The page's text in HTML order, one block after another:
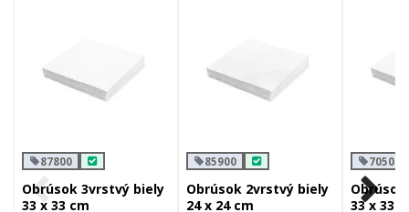
87800
Obrúsok 3vrstvý biely
33 x 33 cm
85900
Obrúsok 2vrstvý biely
24 x 24 cm
70500
33 x 33